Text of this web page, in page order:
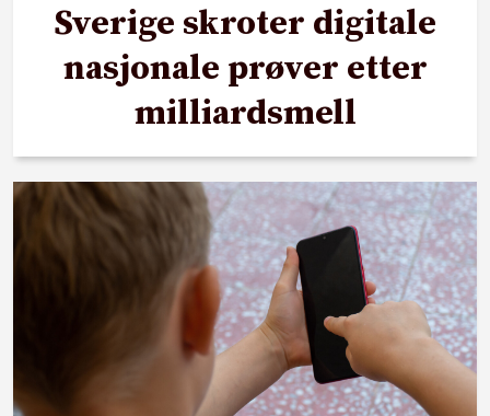
Sverige skroter digitale
nasjonale prøver etter
milliardsmell